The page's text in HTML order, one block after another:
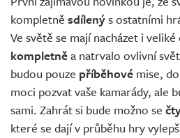
kompletně sdílenýs ostatními
Ve světě se mají nacházet i
kompletněa natrvalo ovlivní
budou pouze příběhové mise,
moci pozvat vaše kamarády, ale
sami. Zahrát si bude možno se
které se dají v průběhu hry